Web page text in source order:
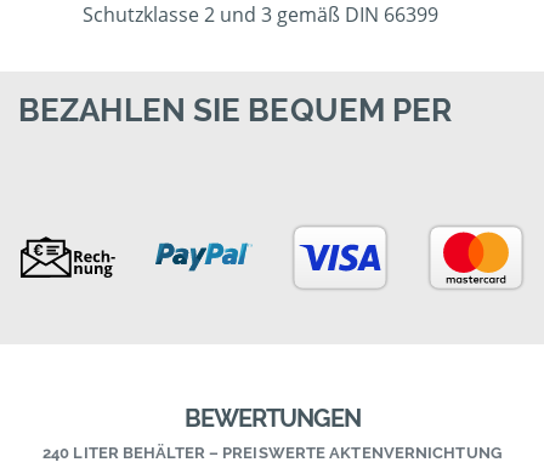
Schutzklasse 2 und 3 gemäß DIN 66399
BEZAHLEN SIE BEQUEM PER
BEWERTUNGEN
240 LITER BEHÄLTER – PREISWERTE AKTENVERNICHTUNG